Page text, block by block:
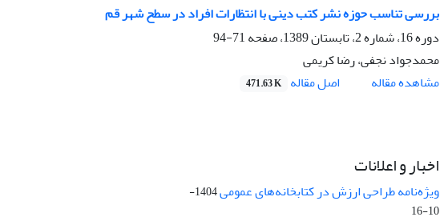
بررسی تناسب حوزه نشر کتب دینی با انتظارات افراد در سطح شهر قم
دوره 16، شماره 2، تابستان 1389، صفحه
71-94
محمدجواد نجفی، رضا کریمی
مشاهده مقاله
اصل مقاله 471.63 K
اخبار و اعلانات
ویژه‌نامه طراحی ارزش در کتابخانه‌های عمومی
1404-
10-16